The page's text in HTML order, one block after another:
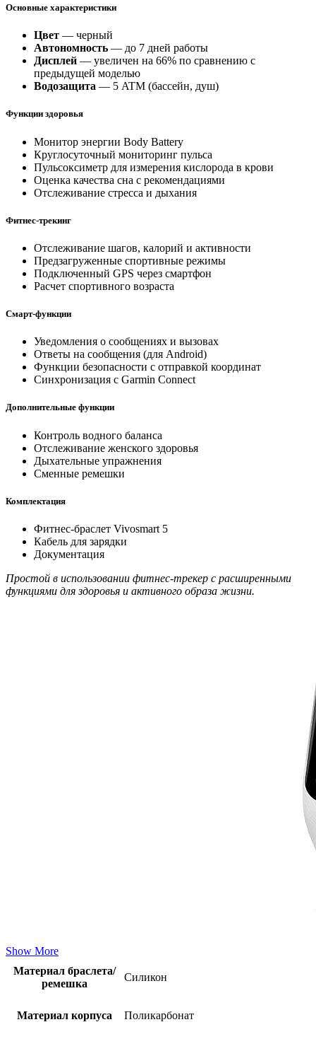
Основные характеристики
Цвет — черный
Автономность — до 7 дней работы
Дисплей — увеличен на 66% по сравнению с
предыдущей моделью
Водозащита — 5 ATM (бассейн, душ)
Функции здоровья
Монитор энергии Body Battery
Круглосуточный мониторинг пульса
Пульсоксиметр для измерения кислорода в крови
Оценка качества сна с рекомендациями
Отслеживание стресса и дыхания
Фитнес-трекинг
Отслеживание шагов, калорий и активности
Предзагруженные спортивные режимы
Подключенный GPS через смартфон
Расчет спортивного возраста
Смарт-функции
Уведомления о сообщениях и вызовах
Ответы на сообщения (для Android)
Функции безопасности с отправкой координат
Синхронизация с Garmin Connect
Дополнительные функции
Контроль водного баланса
Отслеживание женского здоровья
Дыхательные упражнения
Сменные ремешки
Комплектация
Фитнес-браслет Vivosmart 5
Кабель для зарядки
Документация
Простой в использовании фитнес-трекер с расширенными
функциями для здоровья и активного образа жизни.
Show More
Материал браслета/
ремешка
Силикон
Материал корпуса Поликарбонат